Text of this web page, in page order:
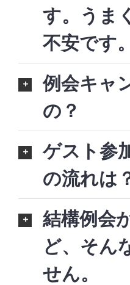
す。うま
不安です。
例会キャ
の？
ゲスト参
の流れは
結構例会
ど、そん
せん。